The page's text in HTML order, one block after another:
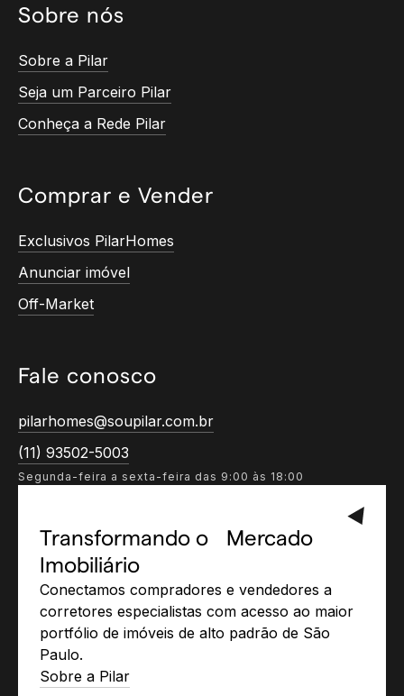
Sobre nós
Sobre a Pilar
Seja um Parceiro Pilar
Conheça a Rede Pilar
Comprar e Vender
Exclusivos PilarHomes
Anunciar imóvel
Off-Market
Fale conosco
pilarhomes@soupilar.com.br
(11) 93502-5003
Segunda-feira a sexta-feira das 9:00 às 18:00
Transformando o Mercado
Imobiliário
Conectamos compradores e vendedores a
corretores especialistas com acesso ao maior
portfólio de imóveis de alto padrão de São
Paulo.
Sobre a Pilar